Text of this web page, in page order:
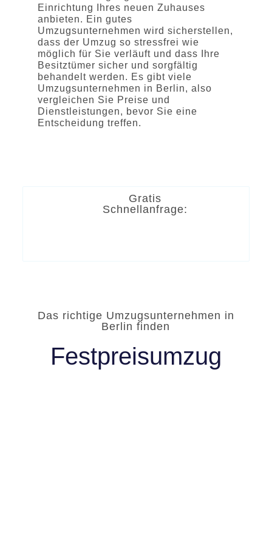
Einrichtung Ihres neuen Zuhauses
anbieten. Ein gutes
Umzugsunternehmen wird sicherstellen,
dass der Umzug so stressfrei wie
möglich für Sie verläuft und dass Ihre
Besitztümer sicher und sorgfältig
behandelt werden. Es gibt viele
Umzugsunternehmen in Berlin, also
vergleichen Sie Preise und
Dienstleistungen, bevor Sie eine
Entscheidung treffen.
Gratis
Schnellanfrage:
Das richtige Umzugsunternehmen in
Berlin finden
Festpreisumzug